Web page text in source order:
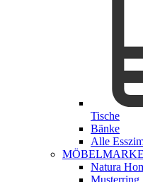
Tische
Bänke
Alle
Natura
Musterring